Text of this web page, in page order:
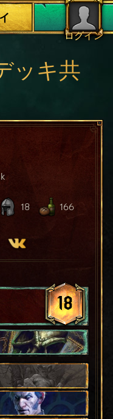
ログイン
ッキ共
18 166
18